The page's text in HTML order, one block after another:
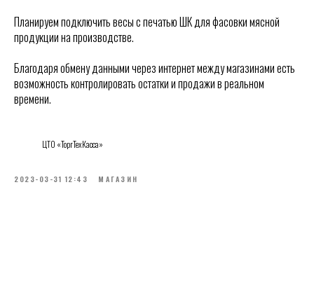
Планируем подключить весы с печатью ШК для фасовки мясной
продукции на производстве.
Благодаря обмену данными через интернет между магазинами есть
возможность контролировать остатки и продажи в реальном
времени.
ЦТО «ТоргТехКасса»
2023-03-31 12:43 МАГАЗИН